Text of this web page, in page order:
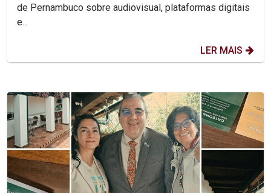
de Pernambuco sobre audiovisual, plataformas digitais
e...
LER MAIS